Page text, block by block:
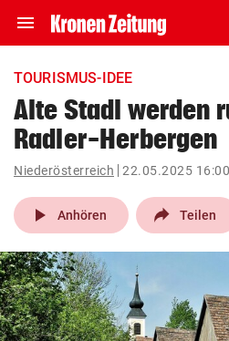
menu Navigation
ein-/ausklappen
account_circle Anmelden
pin_drop
Wien
bookmark
search
Suchbegriff
eingeben
TOURISMUS-IDEE
Alte Stadl werden
Radler-Herbergen
Niederösterreich 22.05.2025 16:00
play_arrow Anhören Teilen